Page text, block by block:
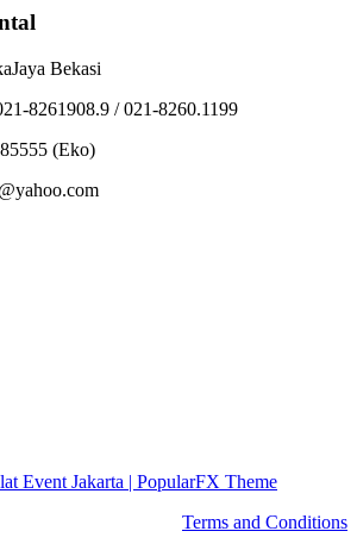
Bekasi
8261908.9 / 021-8260.1199
(Eko)
Event Jakarta | PopularFX Theme
Terms and Conditions